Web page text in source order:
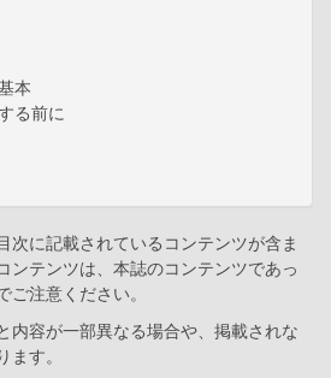
本
る前に
次に記載されているコンテンツが含ま
ンテンツは、本誌のコンテンツであっ
ご注意ください。
内容が一部異なる場合や、掲載されな
ます。